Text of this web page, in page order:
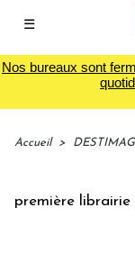
☰
Nos bureaux sont
Accueil > DESTIMAG
librairie